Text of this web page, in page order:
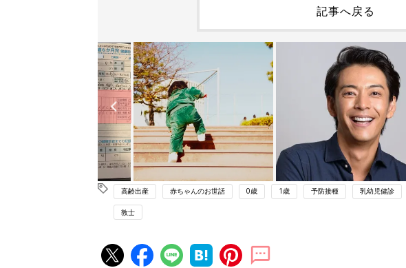
記事へ戻る
高齢出産 赤ちゃんのお世話 0歳 1歳 予防接種 乳幼児健診
敦士